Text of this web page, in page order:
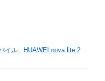
イル , HUAWEI nova lite 2